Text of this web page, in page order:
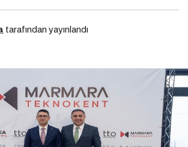
tarafından yayınlandı